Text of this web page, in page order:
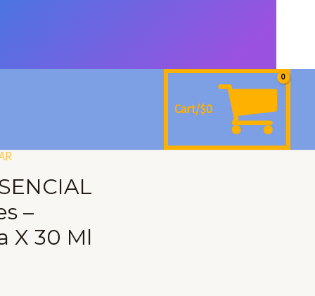
Cart/$0
–
X 30 Ml